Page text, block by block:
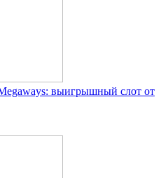
выигрышный слот от